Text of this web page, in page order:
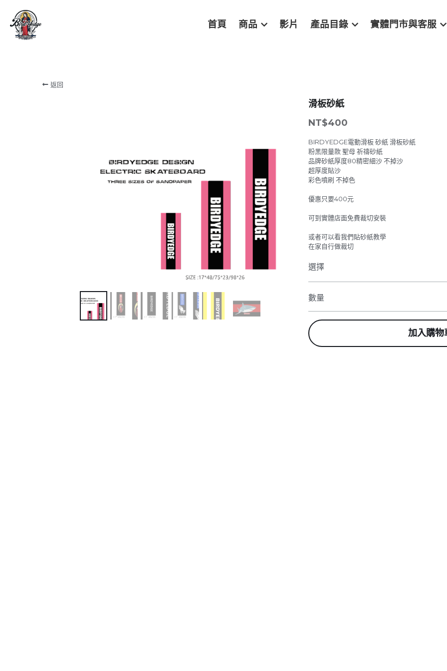
首頁 商品 影片 產品目錄 實體門市與客服
返回
滑板砂紙
NT$400
BIRDYEDGE電動滑板 砂紙 滑板砂紙
粉黑限量款 聖母 祈禱砂紙
品牌砂紙厚度80精密細沙 不掉沙
超厚度貼沙
彩色噴刷 不掉色
優惠只要400元
可到實體店面免費裁切安裝
或者可以看我們貼砂紙教學
在家自行做裁切
選擇
數量
加入購物